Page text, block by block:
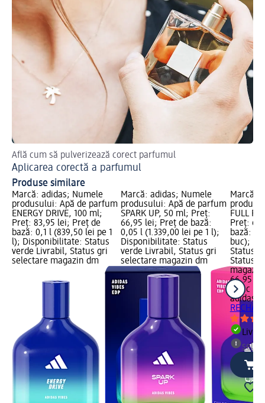
Află cum să pulverizează corect parfumul
Aplicarea corectă a parfumul
Produse similare
Marcă: adidas; Numele
produsului: Apă de parfum
ENERGY DRIVE, 100 ml;
Preț: 83,95 lei; Preț de
bază: 0,1 l (839,50 lei pe 1
l); Disponibilitate: Status
verde Livrabil, Status gri
selectare magazin dm
Marcă: adidas; Numele
produsului: Apă de parfum
SPARK UP, 50 ml; Preț:
66,95 lei; Preț de bază:
0,05 l (1.339,00 lei pe 1 l);
Disponibilitate: Status
verde Livrabil, Status gri
selectare magazin dm
Marcă:
FULL
Preț:
bază: 1
buc);
Status
Status
66,95 lei
1 buc
adidas